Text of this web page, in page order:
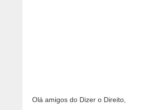
Olá amigos do Dizer o Direito,